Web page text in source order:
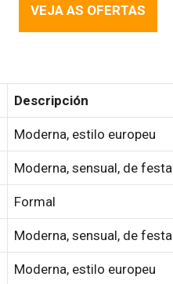
VEJA AS OFERTAS
Descripción
Moderna, estilo europeu
Moderna, sensual, de festa
Formal
Moderna, sensual, de festa
Moderna, estilo europeu